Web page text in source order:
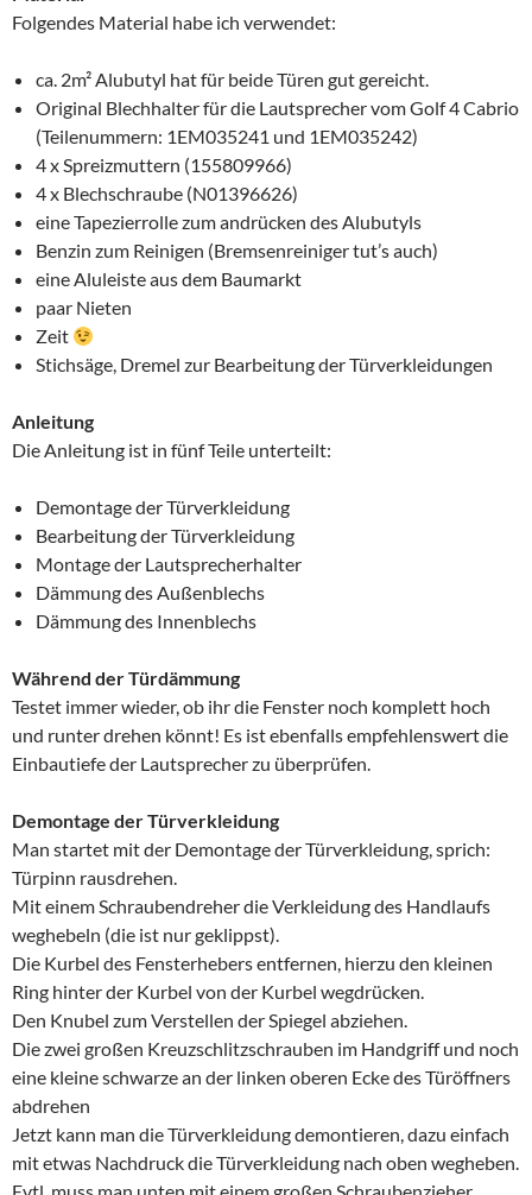
Folgendes Material habe ich verwendet:
ca. 2m² Alubutyl hat für beide Türen gut gereicht.
Original Blechhalter für die Lautsprecher vom Golf 4 Cabrio
(Teilenummern: 1EM035241 und 1EM035242)
4 x Spreizmuttern (155809966)
4 x Blechschraube (N01396626)
eine Tapezierrolle zum andrücken des Alubutyls
Benzin zum Reinigen (Bremsenreiniger tut’s auch)
eine Aluleiste aus dem Baumarkt
paar Nieten
Zeit
Stichsäge, Dremel zur Bearbeitung der Türverkleidungen
Anleitung
Die Anleitung ist in fünf Teile unterteilt:
Demontage der Türverkleidung
Bearbeitung der Türverkleidung
Montage der Lautsprecherhalter
Dämmung des Außenblechs
Dämmung des Innenblechs
Während der Türdämmung
Testet immer wieder, ob ihr die Fenster noch komplett hoch
und runter drehen könnt! Es ist ebenfalls empfehlenswert die
Einbautiefe der Lautsprecher zu überprüfen.
Demontage der Türverkleidung
Man startet mit der Demontage der Türverkleidung, sprich:
Türpinn rausdrehen.
Mit einem Schraubendreher die Verkleidung des Handlaufs
weghebeln (die ist nur geklippst).
Die Kurbel des Fensterhebers entfernen, hierzu den kleinen
Ring hinter der Kurbel von der Kurbel wegdrücken.
Den Knubel zum Verstellen der Spiegel abziehen.
Die zwei großen Kreuzschlitzschrauben im Handgriff und noch
eine kleine schwarze an der linken oberen Ecke des Türöffners
abdrehen
Jetzt kann man die Türverkleidung demontieren, dazu einfach
mit etwas Nachdruck die Türverkleidung nach oben wegheben.